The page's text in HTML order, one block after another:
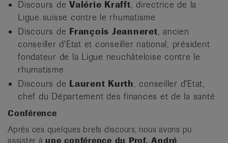
Discours de Valérie Krafft, directrice de la
Ligue suisse contre le rhumatisme
Discours de François Jeanneret, ancien
conseiller d'Etat et conseiller national, président
fondateur de la Ligue neuchâteloise contre le
rhumatisme
Discours de Laurent Kurth, conseiller d'Etat,
chef du Département des finances et de la santé
Conférence
Après ces quelques brefs discours, nous avons pu
assister à une conférence du Prof. André